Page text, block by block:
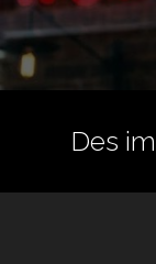
Des